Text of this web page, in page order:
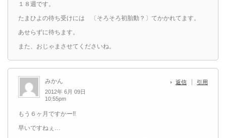
１８週です。
たまひよの待ち受けには 〔そろそろ初胎動？〕てかかれてます。
あせらずに待ちます。
また、おじゃまさせてくださいね。
みかん
2012年 6月 09日
10:55pm
返信 引用
もう６ヶ月ですかー!!
早いですねぇ…